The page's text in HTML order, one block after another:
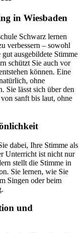
in Wiesbaden
Schwarz lernen
verbessern – sowohl
ausgebildete Stimme
schützt Sie auch vor
können. Eine
ohne
Sie lässt sich über den
sanft bis laut, ohne
dabei, Ihre Stimme als
Unterricht ist nicht nur
stellt die Stimme in
Sie lernen, wie Sie
Singen oder beim
und